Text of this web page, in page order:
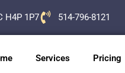
H4P 1P7 514-796-8121
Services Pricing